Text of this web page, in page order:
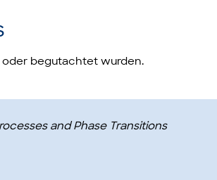
begutachtet wurden.
and Phase Transitions